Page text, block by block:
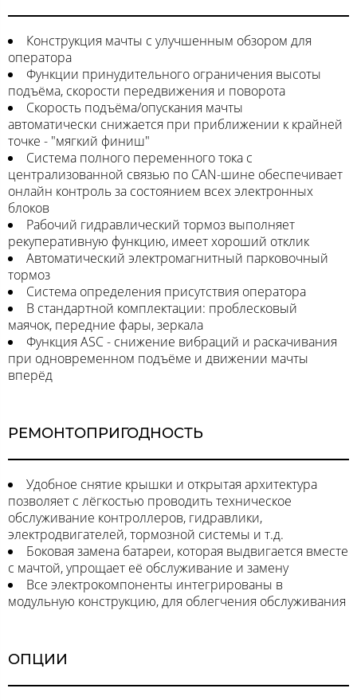
Конструкция мачты с улучшенным обзором для
оператора
Функции принудительного ограничения высоты
подъёма, скорости передвижения и поворота
Скорость подъёма/опускания мачты
автоматически снижается при приближении к крайней
точке - "мягкий финиш"
Система полного переменного тока с
централизованной связью по CAN-шине обеспечивает
онлайн контроль за состоянием всех электронных
блоков
Рабочий гидравлический тормоз выполняет
рекуперативную функцию, имеет хороший отклик
Автоматический электромагнитный парковочный
тормоз
Система определения присутствия оператора
В стандартной комплектации: проблесковый
маячок, передние фары, зеркала
Функция ASC - снижение вибраций и раскачивания
при одновременном подъёме и движении мачты
вперёд
РЕМОНТОПРИГОДНОСТЬ
Удобное снятие крышки и открытая архитектура
позволяет с лёгкостью проводить техническое
обслуживание контроллеров, гидравлики,
электродвигателей, тормозной системы и т.д.
Боковая замена батареи, которая выдвигается вместе
с мачтой, упрощает её обслуживание и замену
Все электрокомпоненты интегрированы в
модульную конструкцию, для облегчения обслуживания
ОПЦИИ